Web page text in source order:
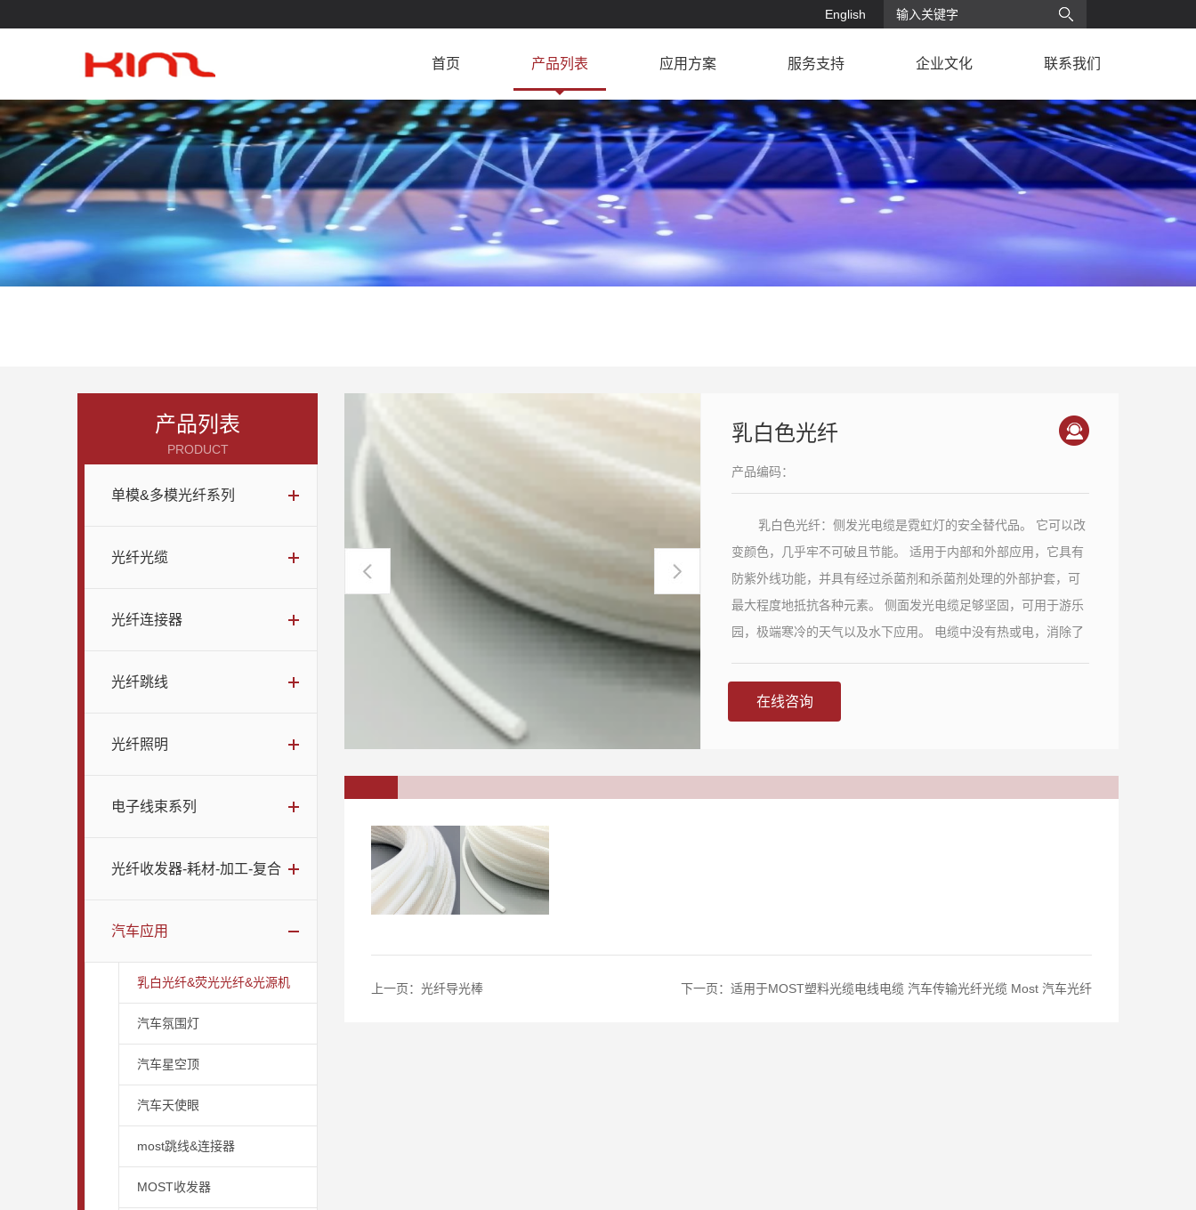
English
首页 产品列表 应用方案 服务支持 企业文化 联系我们
产品列表
PRODUCT
单模&多模光纤系列
光纤光缆
光纤连接器
光纤跳线
光纤照明
电子线束系列
光纤收发器-耗材-加工-复合
汽车应用
乳白光纤&荧光光纤&光源机
汽车氛围灯
汽车星空顶
汽车天使眼
most跳线&连接器
MOST收发器
乳白色光纤
产品编码：
乳白色光纤：侧发光电缆是霓虹灯的安全替代品。 它可以改
变颜色，几乎牢不可破且节能。 适用于内部和外部应用，它具有
防紫外线功能，并具有经过杀菌剂和杀菌剂处理的外部护套，可
最大程度地抵抗各种元素。 侧面发光电缆足够坚固，可用于游乐
园，极端寒冷的天气以及水下应用。 电缆中没有热或电，消除了
在线咨询
上一页： 光纤导光棒 下一页： 适用于MOST塑料光缆电线电缆 汽车传输光纤光缆 Most 汽车光纤